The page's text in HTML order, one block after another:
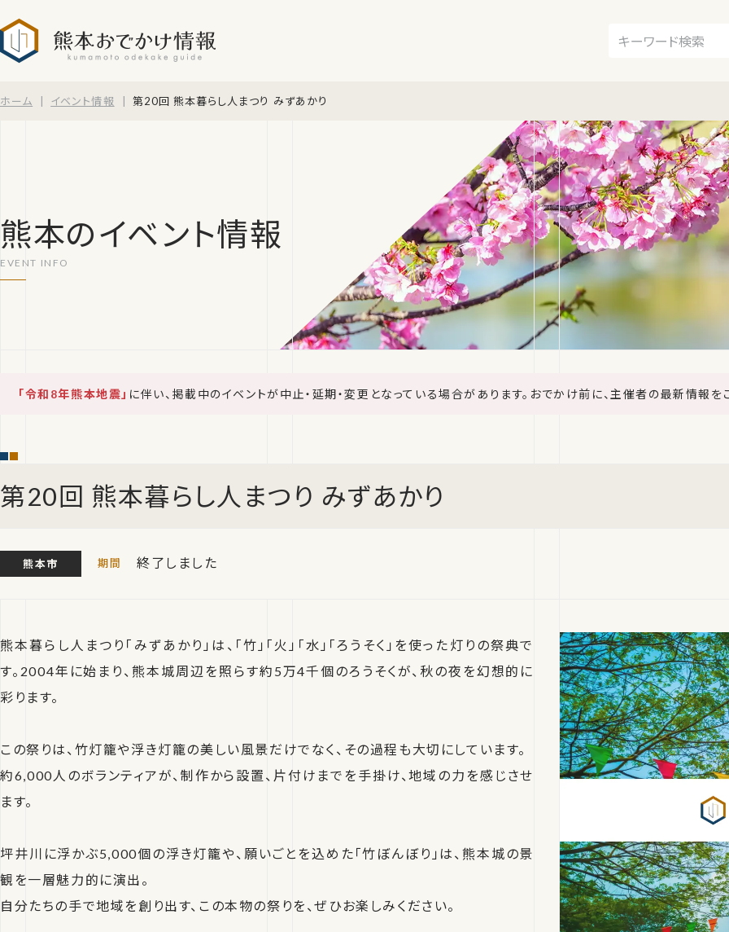
ホーム イベント情報 第20回 熊本暮らし人まつり みずあかり
熊本のイベント情報
「令和8年熊本地震」 に伴い、掲載中のイベントが中止・延期・変更となっている場合があります。おでかけ前に、主催者の最新情報を
第20回 熊本暮らし人まつり みずあかり
熊本市 終了しました
熊本暮らし人まつり「みずあかり」は、「竹」「火」「水」「ろうそく」を使った灯りの祭典で
す。2004年に始まり、熊本城周辺を照らす約5万4千個のろうそくが、秋の夜を幻想的に
彩ります。
この祭りは、竹灯籠や浮き灯籠の美しい風景だけでなく、その過程も大切にしています。
約6,000人のボランティアが、制作から設置、片付けまでを手掛け、地域の力を感じさせ
ます。
坪井川に浮かぶ5,000個の浮き灯籠や、願いごとを込めた「竹ぼんぼり」は、熊本城の景
観を一層魅力的に演出。
自分たちの手で地域を創り出す、この本物の祭りを、ぜひお楽しみください。